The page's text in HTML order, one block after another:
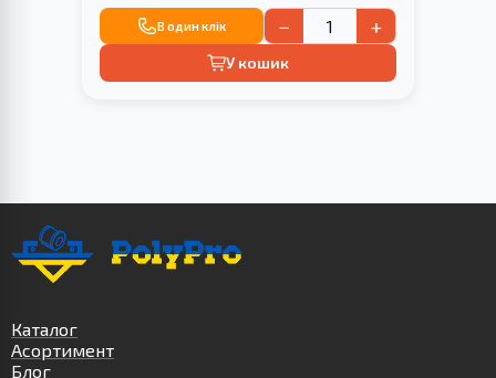
В один клік − +
У кошик
Каталог
Асортимент
Блог